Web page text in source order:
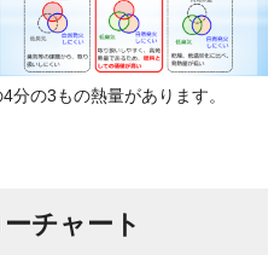
分の3もの熱量があります。
チャート